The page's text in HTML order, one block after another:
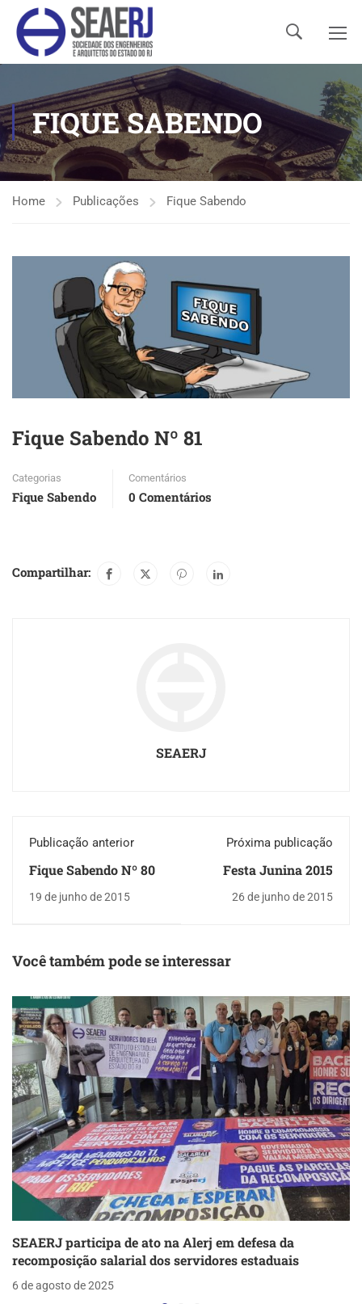
FIQUE SABENDO
Home Publicações Fique Sabendo
Fique Sabendo Nº 81
Categorias
Fique Sabendo
Comentários
0 Comentários
Compartilhar:
SEAERJ
Publicação anterior
Fique Sabendo Nº 80
19 de junho de 2015
Próxima publicação
Festa Junina 2015
26 de junho de 2015
Você também pode se interessar
SEAERJ participa de ato na Alerj em defesa da
recomposição salarial dos servidores estaduais
6 de agosto de 2025